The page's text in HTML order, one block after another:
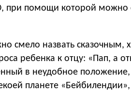
при помощи которой можно
смело назвать сказочным,
ребенка к отцу: «Пап, а
в неудобное
планете